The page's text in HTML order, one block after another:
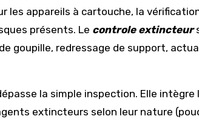
les appareils à cartouche, la
présents. Le controle extincteur
goupille, redressage de support,
la simple inspection. Elle
extincteurs selon leur nature